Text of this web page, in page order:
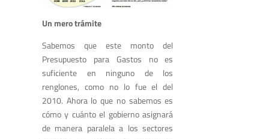
Un mero trámite
Sabemos que este monto del
Presupuesto para Gastos no es
suficiente en ninguno de los
renglones, como no lo fue el del
2010. Ahora lo que no sabemos es
cómo y cuánto el gobierno asignará
de manera paralela a los sectores